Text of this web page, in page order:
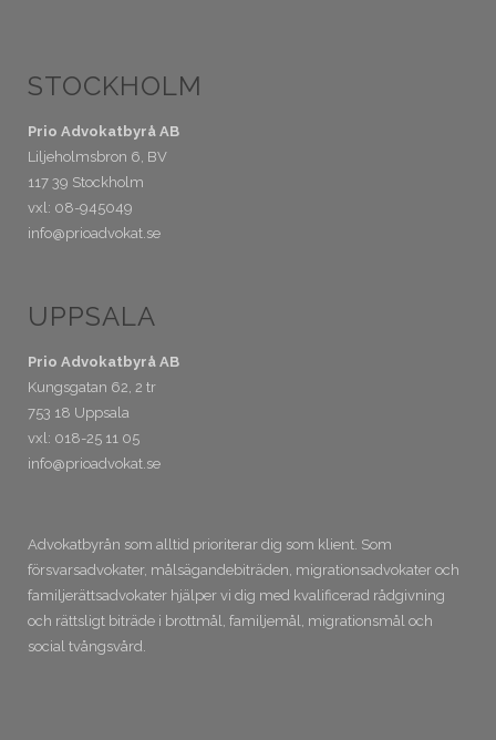
STOCKHOLM
Prio Advokatbyrå AB
Liljeholmsbron 6, BV
117 39 Stockholm
vxl: 08-945049
info@prioadvokat.se
UPPSALA
Prio Advokatbyrå AB
Kungsgatan 62, 2 tr
753 18 Uppsala
vxl: 018-25 11 05
info@prioadvokat.se
Advokatbyrån som alltid prioriterar dig som klient. Som
försvarsadvokater, målsägandebiträden, migrationsadvokater och
familjerättsadvokater hjälper vi dig med kvalificerad rådgivning
och rättsligt biträde i brottmål, familjemål, migrationsmål och
social tvångsvård.